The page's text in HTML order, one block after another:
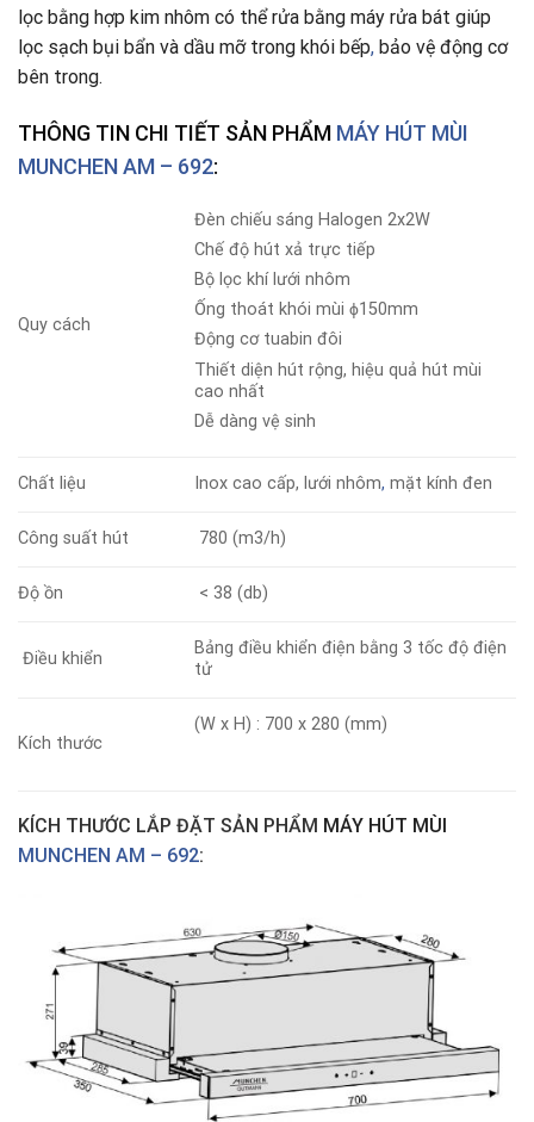
lọc bằng hợp kim nhôm có thể rửa bằng máy rửa bát giúp
lọc sạch bụi bẩn và dầu mỡ trong khói bếp, bảo vệ động cơ
bên trong.
THÔNG TIN CHI TIẾT SẢN PHẨM MÁY HÚT MÙI
MUNCHEN AM – 692:
Quy cách
Đèn chiếu sáng Halogen 2x2W
Chế độ hút xả trực tiếp
Bộ lọc khí lưới nhôm
Ống thoát khói mùi ϕ150mm
Động cơ tuabin đôi
Thiết diện hút rộng, hiệu quả hút mùi
cao nhất
Dễ dàng vệ sinh
Chất liệu Inox cao cấp, lưới nhôm, mặt kính đen
Công suất hút 780 (m3/h)
Độ ồn < 38 (db)
Điều khiển
Bảng điều khiển điện bằng 3 tốc độ điện
tử
Kích thước
(W x H) : 700 x 280 (mm)
KÍCH THƯỚC LẮP ĐẶT SẢN PHẨM MÁY HÚT MÙI
MUNCHEN AM – 692: